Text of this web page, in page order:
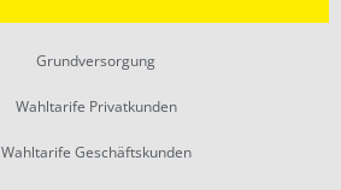
Grundversorgung
Wahltarife Privatkunden
Wahltarife Geschäftskunden